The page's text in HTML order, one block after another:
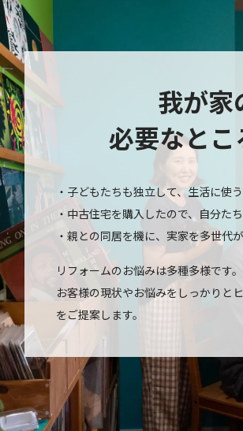
我が家
必要なとこ
・子どもたちも独立して、生活に使
・中古住宅を購入したので、自分た
・親との同居を機に、実家を多世代
リフォームのお悩みは多種多様です。
お客様の現状やお悩みをしっかりと
をご提案します。